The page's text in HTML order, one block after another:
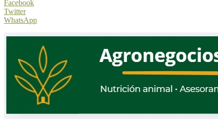
Facebook
Twitter
WhatsApp